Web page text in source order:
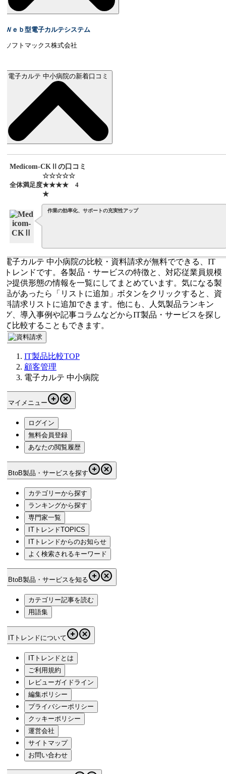
ｅｂ型電子カルテシステム
フトマックス株式会社
電子カルテ 中小病院の新着口コミ
Medicom-CKⅡの口コミ
全体満足度
☆☆☆☆☆
★★★★
4
作業の効率化、サポートの充実性アップ
子カルテ 中小病院の比較・資料請求が無料でできる、IT
レンドです。各製品・サービスの特徴と、対応従業員規模
提供形態の情報を一覧にしてまとめています。気になる製
があったら「リストに追加」ボタンをクリックすると、資
請求リストに追加できます。他にも、人気製品ランキン
、導入事例や記事コラムなどからIT製品・サービスを探し
比較することもできます。
IT製品比較TOP
顧客管理
電子カルテ 中小病院
マイメニュー
ログイン
無料会員登録
あなたの閲覧履歴
BtoB製品・サービスを探す
カテゴリーから探す
ランキングから探す
専門家一覧
ITトレンドTOPICS
ITトレンドからのお知らせ
よく検索されるキーワード
BtoB製品・サービスを知る
カテゴリー記事を読む
用語集
ITトレンドについて
ITトレンドとは
ご利用規約
レビューガイドライン
編集ポリシー
プライバシーポリシー
クッキーポリシー
運営会社
サイトマップ
お問い合わせ